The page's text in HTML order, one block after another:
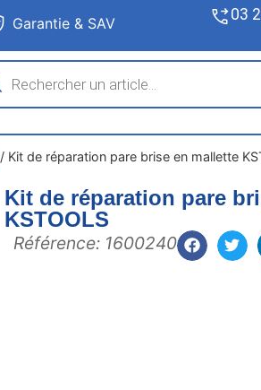
Garantie & SAV 03
/ Kit de réparation pare brise en mallette
Kit de réparation pare
KSTOOLS
Référence: 1600240